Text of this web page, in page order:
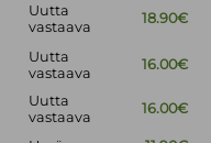
Uutta
vastaava
18.90€
Uutta
vastaava
16.00€
Uutta
vastaava
16.00€